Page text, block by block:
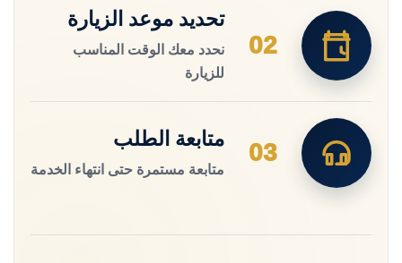
02
تحديد موعد الزيارة
نحدد معك الوقت المناسب
للزيارة
03
متابعة الطلب
متابعة مستمرة حتى انتهاء الخدمة